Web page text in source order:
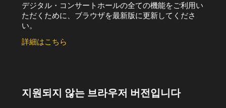
デジタル・コンサートホールの全ての機能をご利用い
ただくために、ブラウザを最新版に更新してくださ
い。
詳細はこちら
지원되지 않는 브라우저 버전입니다